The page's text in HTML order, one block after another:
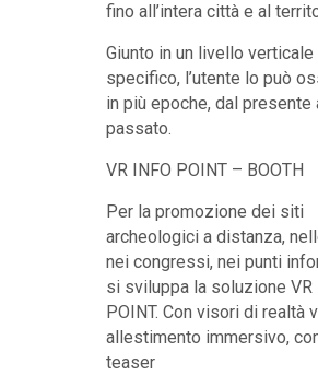
fino all’intera città e al
Giunto in un livello verticale
specifico, l’utente lo può
in più epoche, dal presente
passato.
VR INFO POINT – BOOTH
Per la promozione dei siti
archeologici a distanza,
nei congressi, nei punti
si sviluppa la soluzione VR
POINT. Con visori di realtà
allestimento immersivo,
teaser